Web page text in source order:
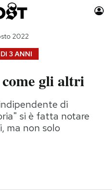
Auto
Moda
Consumismi
3 ANNI
2022
gli altri
di
si è fatta notare
ma non solo